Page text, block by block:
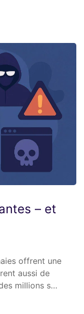
– et
offrent une
aussi de
millions s…